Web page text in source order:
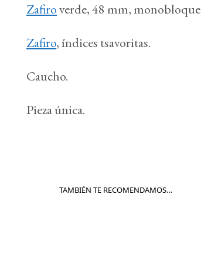
Zafiroverde, 48 mm, monobloque
Zafiro, índices tsavoritas.
Caucho.
Pieza única.
TAMBIÉN TE RECOMENDAMOS…